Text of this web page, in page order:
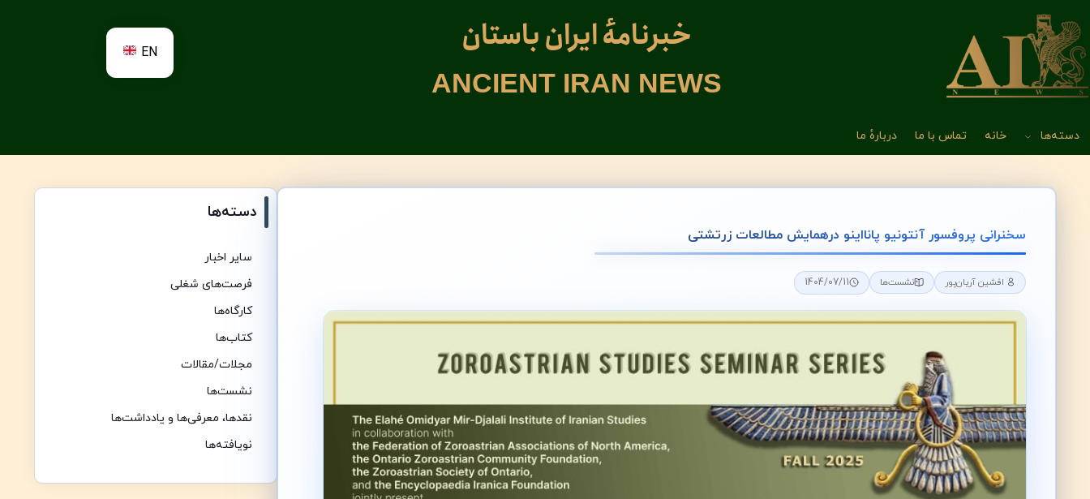
خبرنامهٔ ایران باستان
ANCIENT IRAN NEWS
EN
دسته‌ها خانه تماس با ما دربارهٔ ما
سخنرانی پروفسور آنتونیو پانااینو درهمایش مطالعات زرتشتی
افشین آریان‌پور نشست‌ها 1404/07/11
دسته‌ها
سایر اخبار
فرصت‌های شغلی
کارگاه‌ها
کتاب‌ها
مجلات/مقالات
نشست‌ها
نقدها،‌ معرفی‌ها و یادداشت‌ها
نویافته‌ها